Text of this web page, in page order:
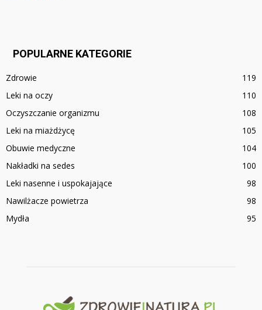
POPULARNE KATEGORIE
Zdrowie
119
Leki na oczy
110
Oczyszczanie organizmu
108
Leki na miażdżycę
105
Obuwie medyczne
104
Nakładki na sedes
100
Leki nasenne i uspokajające
98
Nawilżacze powietrza
98
Mydła
95